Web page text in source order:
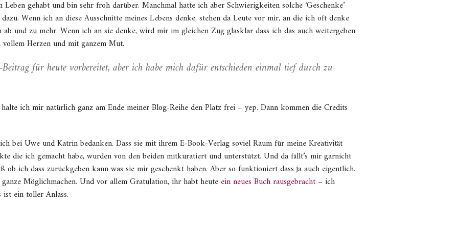
gehabt und bin sehr froh darüber. Manchmal hatte ich aber Schwierigkeiten solche ‘Geschenke’
Wenn ich an diese Ausschnitte meines Lebens denke, stehen da Leute vor mir, an die ich oft denke
und zu mehr. Wenn ich an sie denke, wird mir im gleichen Zug glasklar dass ich das auch weitergeben
Herzen und mit ganzem Mut.
für heute vorbereitet, aber ich habe mich dafür entschieden einmal tief durch zu
ich mir natürlich ganz am Ende meiner Blog-Reihe den Platz frei – yep. Dann kommen die Credits
bei Uwe und Katrin bedanken. Dass sie mit ihrem E-Book-Verlag soviel Raum für meine Kreativität
die ich gemacht habe, wurden von den beiden mitkuratiert und unterstützt. Und da fällt’s mir garnicht
ich dass zurückgeben kann was sie mir geschenkt haben. Aber so funktioniert dass ja auch eigentlich.
Möglichmachen. Und vor allem Gratulation, ihr habt heute ein neues Buch rausgebracht – ich
ist ein toller Anlass.